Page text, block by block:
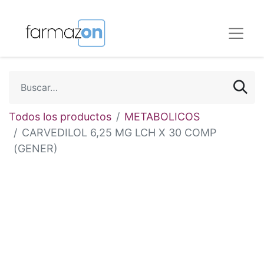
Todos los productos
METABOLICOS
CARVEDILOL 6,25 MG LCH X 30 COMP
(GENER)